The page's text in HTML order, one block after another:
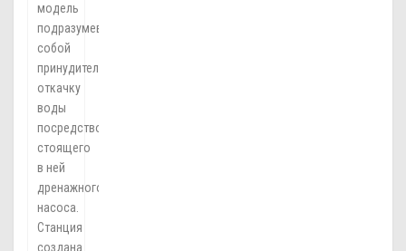
модель
подразумевает
собой
принудительную
откачку
воды
посредством
стоящего
в ней
дренажного
насоса.
Станция
создана